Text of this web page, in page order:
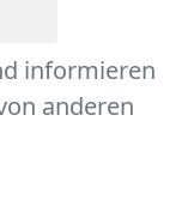
informieren
anderen